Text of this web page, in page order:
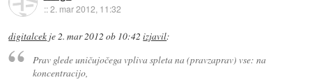
::2. mar 2012, 11:32
digitalcek je2. mar 2012 ob 10:42 izjavil:
Prav glede uničujočega vpliva spleta na (pravzaprav) vse: na
koncentracijo,